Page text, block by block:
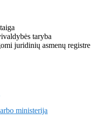
taryba
juridinių asmenų registre
ministerija